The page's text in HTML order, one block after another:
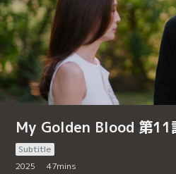
My Golden Blood 第11
Subtitle
2025
47mins